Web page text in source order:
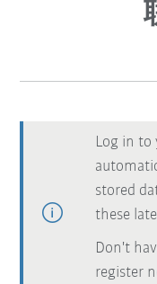
Log in to
stored
these
Don't
register